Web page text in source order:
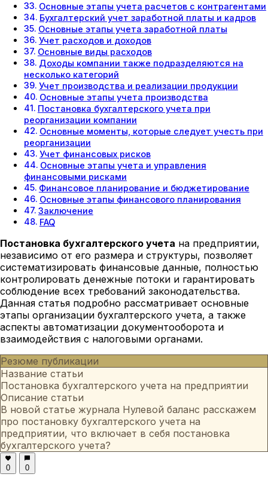
Основные этапы учета расчетов с контрагентами
Бухгалтерский учет заработной платы и кадров
Основные этапы учета заработной платы
Учет расходов и доходов
Основные виды расходов
Доходы компании также подразделяются на
несколько категорий
Учет производства и реализации продукции
Основные этапы учета производства
Постановка бухгалтерского учета при
реорганизации компании
Основные моменты, которые следует учесть при
реорганизации
Учет финансовых рисков
Основные этапы учета и управления
финансовыми рисками
Финансовое планирование и бюджетирование
Основные этапы финансового планирования
Заключение
FAQ
Постановка бухгалтерского учета на предприятии,
независимо от его размера и структуры, позволяет
систематизировать финансовые данные, полностью
контролировать денежные потоки и гарантировать
соблюдение всех требований законодательства.
Данная статья подробно рассматривает основные
этапы организации бухгалтерского учета, а также
аспекты автоматизации документооборота и
взаимодействия с налоговыми органами.
Резюме публикации
Название статьи
Постановка бухгалтерского учета на предприятии
Описание статьи
В новой статье журнала Нулевой баланс расскажем
про постановку бухгалтерского учета на
предприятии, что включает в себя постановка
бухгалтерского учета?
0 0